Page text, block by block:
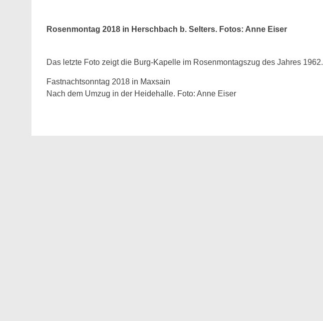
Rosenmontag 2018 in Herschbach b. Selters. Fotos: Anne Eiser
Das letzte Foto zeigt die Burg-Kapelle im Rosenmontagszug des Jahres 1962.
Fastnachtsonntag 2018 in Maxsain
Nach dem Umzug in der Heidehalle. Foto: Anne Eiser